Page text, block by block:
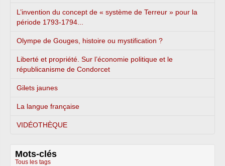
L’invention du concept de « système de Terreur » pour la
période 1793-1794...
Olympe de Gouges, histoire ou mystification ?
Liberté et propriété. Sur l’économie politique et le
républicanisme de Condorcet
Gilets jaunes
La langue française
VIDÉOTHÈQUE
Mots-clés
Tous les tags